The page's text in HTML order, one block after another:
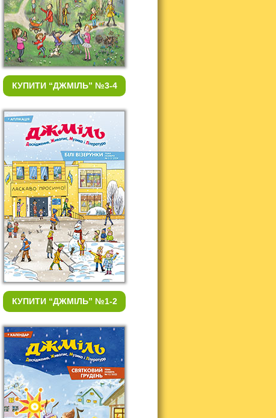
КУПИТИ “ДЖМІЛЬ” №3-4
КУПИТИ “ДЖМІЛЬ” №1-2